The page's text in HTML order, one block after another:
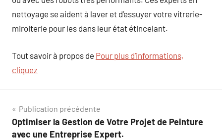
nettoyage se aident à laver et d’essuyer votre vitrerie-
miroiterie pour les dans leur état étincelant.
Tout savoir à propos de Pour plus d’informations,
cliquez
Navigation
de
Publication précédente
Optimiser la Gestion de Votre Projet de Peinture
avec une Entreprise Expert.